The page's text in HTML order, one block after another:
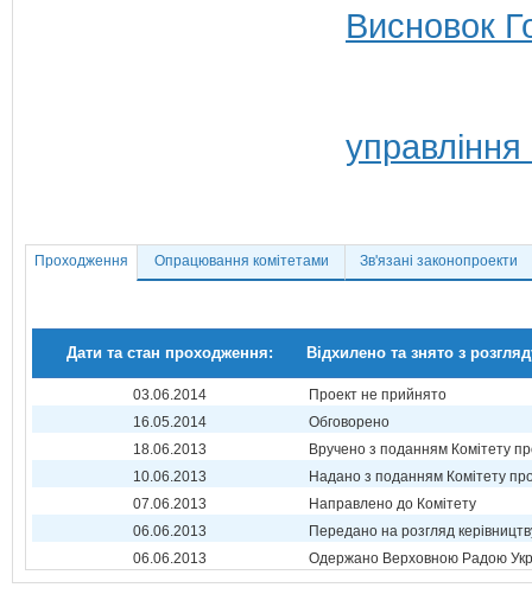
Висновок
Проходження Опрацювання комітетами Зв'язані законопроекти
Дати та стан проходження: Відхилено та знято з
03.06.2014
Проект не прийнято
16.05.2014
Обговорено
18.06.2013
Вручено з поданням Комітету
10.06.2013
Надано з поданням Комітету
07.06.2013
Направлено до Комітету
06.06.2013
Передано на розгляд
06.06.2013
Одержано Верховною Радою